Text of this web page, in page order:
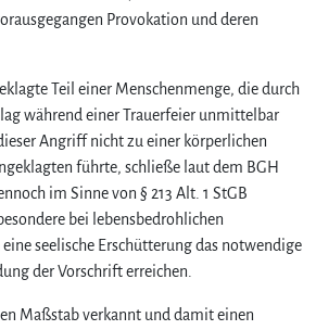
Provokation und deren
Teil einer Menschenmenge, die durch
während einer Trauerfeier unmittelbar
Angriff nicht zu einer körperlichen
führte, schließe laut dem BGH
im Sinne von § 213 Alt. 1 StGB
bei lebensbedrohlichen
seelische Erschütterung das notwendige
der Vorschrift erreichen.
Maßstab verkannt und damit einen